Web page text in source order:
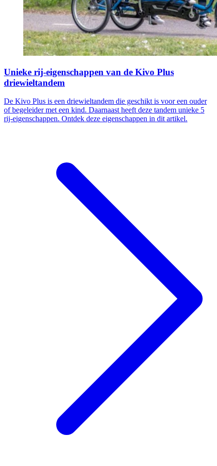
Unieke rij-eigenschappen van de Kivo Plus
driewieltandem
De Kivo Plus is een driewieltandem die geschikt is voor een ouder
of begeleider met een kind. Daarnaast heeft deze tandem unieke 5
rij-eigenschappen. Ontdek deze eigenschappen in dit artikel.